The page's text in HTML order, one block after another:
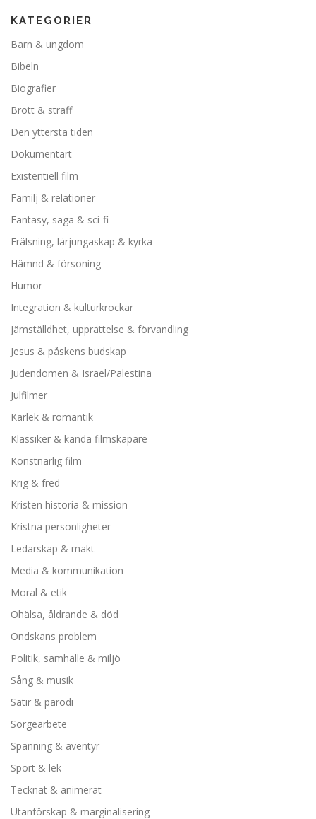
KATEGORIER
Barn & ungdom
Bibeln
Biografier
Brott & straff
Den yttersta tiden
Dokumentärt
Existentiell film
Familj & relationer
Fantasy, saga & sci-fi
Frälsning, lärjungaskap & kyrka
Hämnd & försoning
Humor
Integration & kulturkrockar
Jämställdhet, upprättelse & förvandling
Jesus & påskens budskap
Judendomen & Israel/Palestina
Julfilmer
Kärlek & romantik
Klassiker & kända filmskapare
Konstnärlig film
Krig & fred
Kristen historia & mission
Kristna personligheter
Ledarskap & makt
Media & kommunikation
Moral & etik
Ohälsa, åldrande & död
Ondskans problem
Politik, samhälle & miljö
Sång & musik
Satir & parodi
Sorgearbete
Spänning & äventyr
Sport & lek
Tecknat & animerat
Utanförskap & marginalisering